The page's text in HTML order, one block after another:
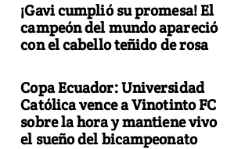
¡Gavi cumplió su promesa! El
campeón del mundo apareció
con el cabello teñido de rosa
Copa Ecuador: Universidad
Católica vence a Vinotinto FC
sobre la hora y mantiene vivo
el sueño del bicampeonato